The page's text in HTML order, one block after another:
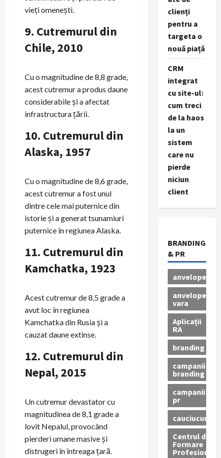
vieți omenești.
9. Cutremurul din
Chile, 2010
Cu o magnitudine de 8,8 grade,
acest cutremur a produs daune
considerabile și a afectat
infrastructura țării.
10. Cutremurul din
Alaska, 1957
Cu o magnitudine de 8,6 grade,
acest cutremur a fost unul
dintre cele mai puternice din
istorie și a generat tsunamiuri
puternice în regiunea Alaska.
11. Cutremurul din
Kamchatka, 1923
Acest cutremur de 8,5 grade a
avut loc în regiunea
Kamchatka din Rusia și a
cauzat daune extinse.
12. Cutremurul din
Nepal, 2015
Un cutremur devastator cu
magnitudinea de 8,1 grade a
lovit Nepalul, provocând
pierderi umane masive și
distrugeri în întreaga țară.
clienți
pentru a
targeta o
nouă piață
CRM
integrat
cu site-ul:
cum treci
de la haos
la un
sistem
care nu
pierde
niciun
client
BRANDING
& PR
anvelope
anvelope
vara
Aplicații
RA
branding
campanii
branding
campanii
pr
cauciucuri
Centrul de
Formare
Profesionala